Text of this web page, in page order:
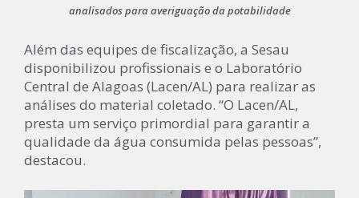
analisados para averiguação da potabilidade
Além das equipes de fiscalização, a Sesau
disponibilizou profissionais e o Laboratório
Central de Alagoas (Lacen/AL) para realizar as
análises do material coletado. “O Lacen/AL,
presta um serviço primordial para garantir a
qualidade da água consumida pelas pessoas”,
destacou.